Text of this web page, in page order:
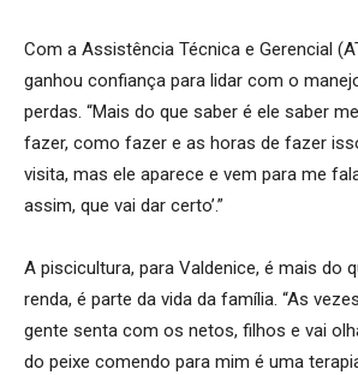
Com a Assistência Técnica e Gerencial
ganhou confiança para lidar com o
perdas. “Mais do que saber é ele saber
fazer, como fazer e as horas de fazer
visita, mas ele aparece e vem para me
assim, que vai dar certo’.”
A piscicultura, para Valdenice, é mais do
renda, é parte da vida da família. “As
gente senta com os netos, filhos e vai
do peixe comendo para mim é uma